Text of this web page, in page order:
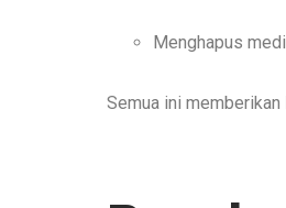
Menghapus
Semua ini memberikan